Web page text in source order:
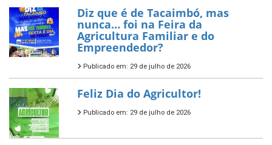
Diz que é de Tacaimbó, mas
nunca… foi na Feira da
Agricultura Familiar e do
Empreendedor?
Publicado em: 29 de julho de 2026
Feliz Dia do Agricultor!
Publicado em: 29 de julho de 2026